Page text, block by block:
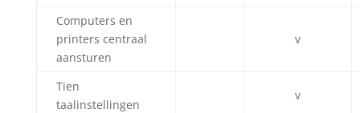
Computers en
printers centraal
aansturen
v
Tien
taalinstellingen
v